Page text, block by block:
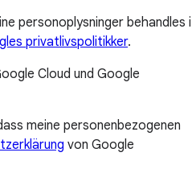
personoplysninger behandles i
privatlivspolitikker.
Cloud und Google
meine personenbezogenen
von Google